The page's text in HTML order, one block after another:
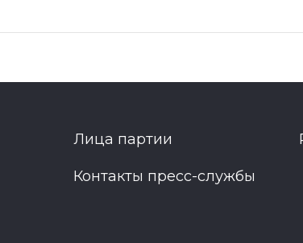
Лица партии
Контакты пресс-службы